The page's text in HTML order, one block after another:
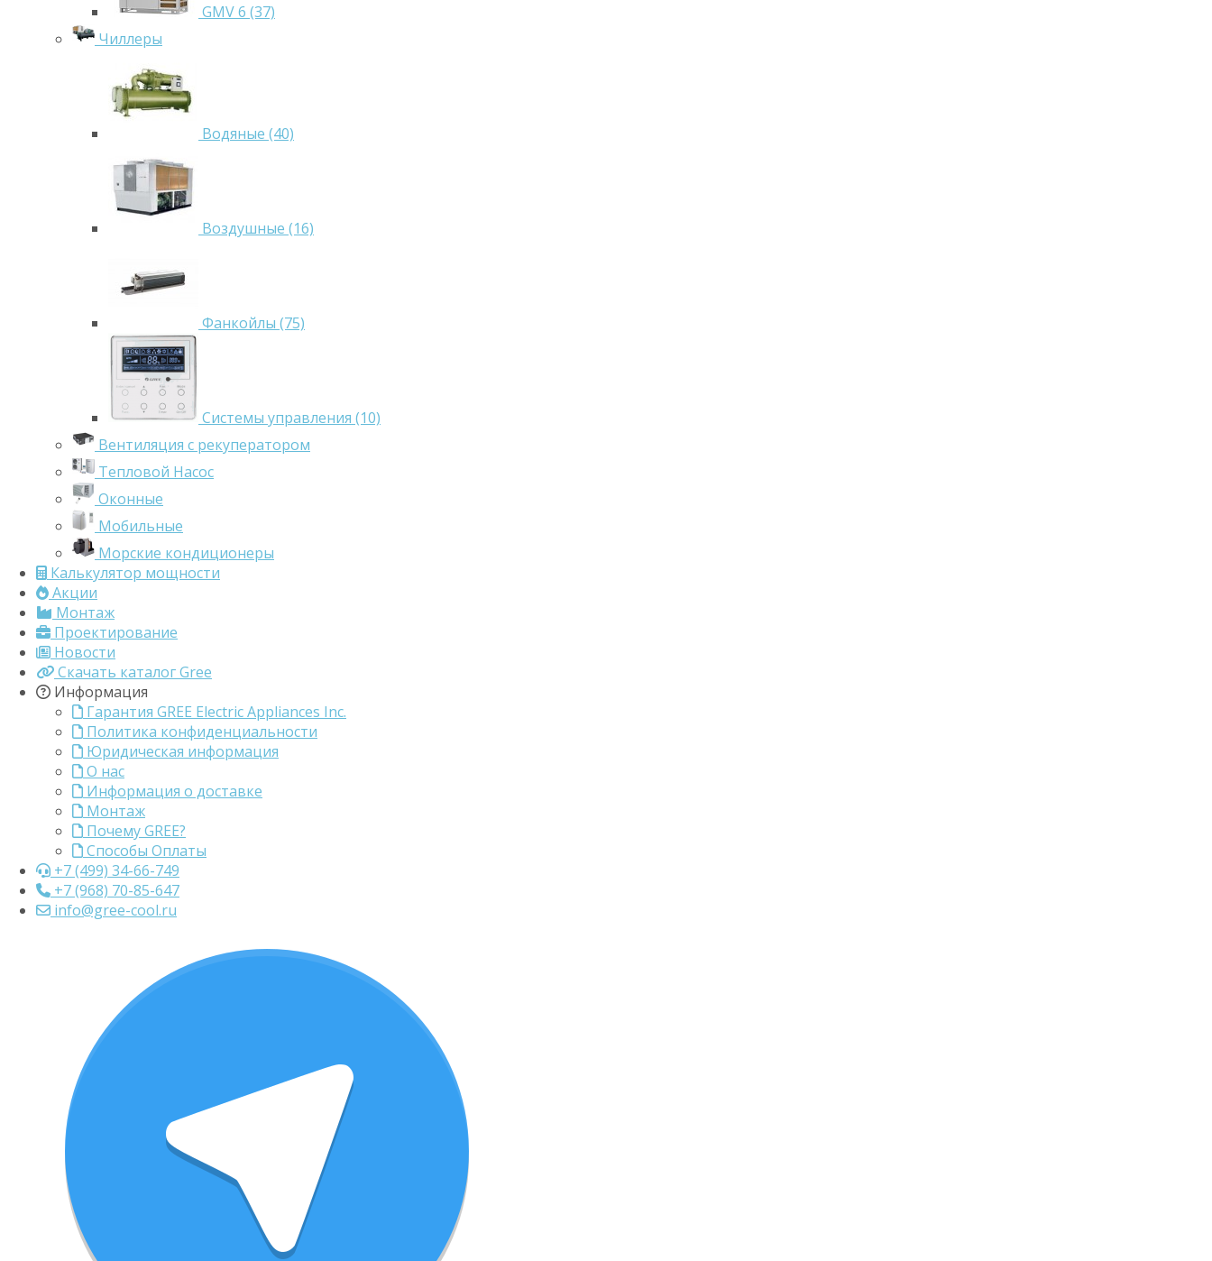
GMV 6 (37)
Чиллеры
Водяные (40)
Воздушные (16)
Фанкойлы (75)
Системы управления (10)
Вентиляция с рекуператором
Тепловой Насос
Оконные
Мобильные
Морские кондиционеры
Калькулятор мощности
Акции
Монтаж
Проектирование
Новости
Скачать каталог Gree
Информация
Гарантия GREE Electric Appliances Inc.
Политика конфиденциальности
Юридическая информация
О нас
Информация о доставке
Монтаж
Почему GREE?
Способы Оплаты
+7 (499) 34-66-749
+7 (968) 70-85-647
info@gree-cool.ru